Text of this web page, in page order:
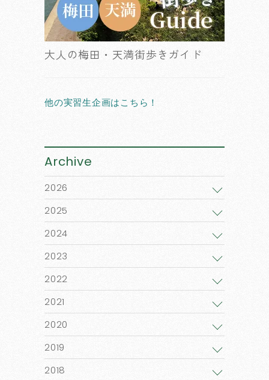
大人の梅田・天満街歩きガイド
他の実習生企画はこちら！
Archive
2026
2025
2024
2023
2022
2021
2020
2019
2018